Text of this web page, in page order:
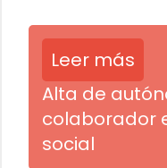
Leer más
Alta de
colaborador
social